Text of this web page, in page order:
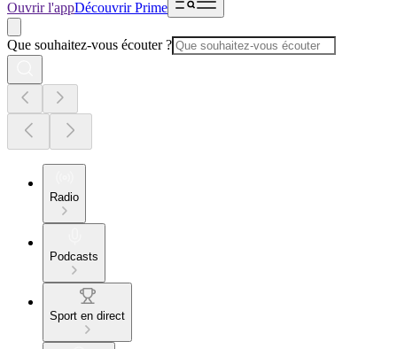
Ouvrir l'appDécouvrir Prime
Que souhaitez-vous écouter ?
Radio
Podcasts
Sport en direct